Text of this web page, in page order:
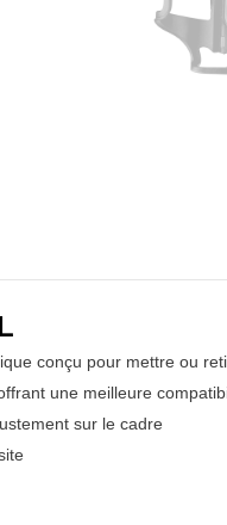
conçu pour mettre ou
une meilleure
sur le cadre